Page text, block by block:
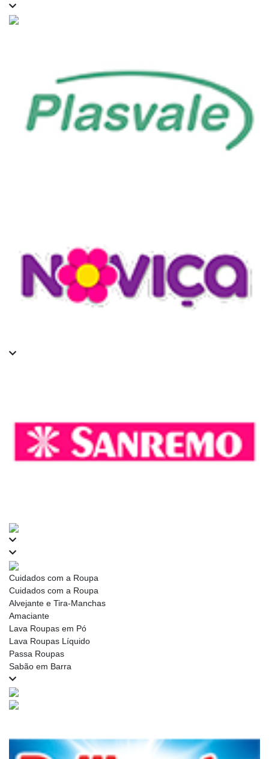
Cuidados com a Roupa
Cuidados com a Roupa
Alvejante e Tira-Manchas
Amaciante
Lava Roupas em Pó
Lava Roupas Líquido
Passa Roupas
Sabão em Barra